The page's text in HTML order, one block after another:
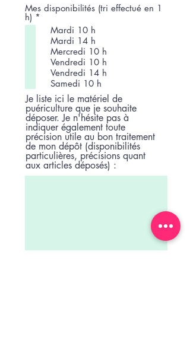
t
i
r
e
Mes disponibilités (tri effectué en 1
h) *
r
e
Mardi 10 h
Mardi 14 h
Mercredi 10 h
Vendredi 10 h
Vendredi 14 h
Samedi 10 h
Je liste ici le matériel de
puériculture que je souhaite
déposer. Je n'hésite pas à
indiquer également toute
précision utile au bon traitement
de mon dépôt (disponibilités
particulières, précisions quant
aux articles déposés) :